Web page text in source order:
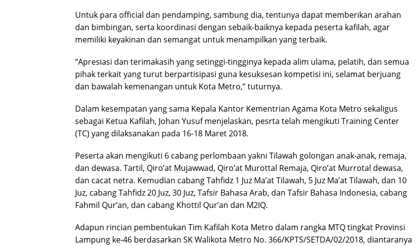
Untuk para official dan pendamping, sambung dia, tentunya dapat memberikan arahan
dan bimbingan, serta koordinasi dengan sebaik-baiknya kepada peserta kafilah, agar
memiliki keyakinan dan semangat untuk menampilkan yang terbaik.
“Apresiasi dan terimakasih yang setinggi-tingginya kepada alim ulama, pelatih, dan semua
pihak terkait yang turut berpartisipasi guna kesuksesan kompetisi ini, selamat berjuang
dan bawalah kemenangan untuk Kota Metro,” tuturnya.
Dalam kesempatan yang sama Kepala Kantor Kementrian Agama Kota Metro sekaligus
sebagai Ketua Kafilah, Johan Yusuf menjelaskan, pesrta telah mengikuti Training Center
(TC) yang dilaksanakan pada 16-18 Maret 2018.
Peserta akan mengikuti 6 cabang perlombaan yakni Tilawah golongan anak-anak, remaja,
dan dewasa. Tartil, Qiro’at Mujawwad, Qiro’at Murottal Remaja, Qiro’at Murrotal dewasa,
dan cacat netra. Kemudian cabang Tahfidz 1 Juz Ma’at Tilawah, 5 Juz Ma’at Tilawah, dan 10
Juz, cabang Tahfidz 20 Juz, 30 Juz, Tafsir Bahasa Arab, dan Tafsir Bahasa Indonesia, cabang
Fahmil Qur’an, dan cabang Khottil Qur’an dan M2IQ.
Adapun rincian pembentukan Tim Kafilah Kota Metro dalam rangka MTQ tingkat Provinsi
Lampung ke-46 berdasarkan SK Walikota Metro No. 366/KPTS/SETDA/02/2018, diantaranya